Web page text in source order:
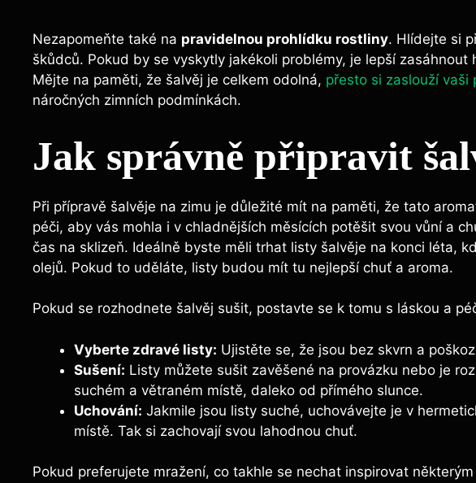
Nezapomeňte také na pravidelnou prohlídku rostliny. Hlídejte si
škůdců. Pokud by se vyskytly jakékoli problémy, je lepší
Mějte na paměti, že šalvěj je celkem odolná, přesto si zaslouží vaši
náročných zimních podmínkách.
Jak správně připravit
Při přípravě šalvěje na zimu je důležité mít na paměti, že tato
péči, aby vás mohla i v chladnějších měsících potěšit svou vůní a
čas na sklizeň. Ideálně byste měli trhat listy šalvěje na konci léta,
olejů. Pokud to uděláte, listy budou mít tu nejlepší chuť a aroma.
Pokud se rozhodnete šalvěj sušit, postavte se k tomu s láskou a
Vyberte zdravé listy: Ujistěte se, že jsou bez skvrn a
Sušení: Listy můžete sušit zavěšené na provázku nebo je
suchém a větraném místě, daleko od přímého slunce.
Uchování: Jakmile jsou listy suché, uchovávejte je v
místě. Tak si zachovají svou lahodnou chuť.
Pokud preferujete mražení, co takhle se nechat inspirovat